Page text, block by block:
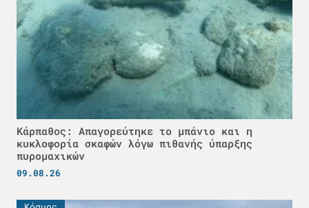
Κάρπαθος: Απαγορεύτηκε το μπάνιο και η
κυκλοφορία σκαφών λόγω πιθανής ύπαρξης
πυρομαχικών
09.08.26